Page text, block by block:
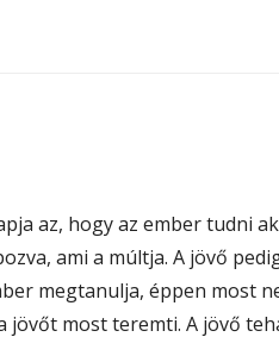
az, hogy az ember tudni
ami a múltja. A jövő
megtanulja, éppen most
jövőt most teremti. A jövő